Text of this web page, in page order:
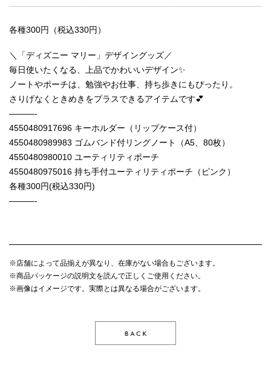
各種300円（税込330円）
＼「ディズニー マリー」デザイングッズ／
毎日使いたくなる、上品でかわいいデザイン✨
ノートやポーチは、勉強やお仕事、持ち歩きにもぴったり。
さりげなくときめきをプラスできるアイテムです💕
———-
4550480917696 キーホルダー（リップケース付）
4550480989983 ゴムバンド付リングノート（A5、80枚）
4550480980010 ユーティリティポーチ
4550480975016 持ち手付ユーティリティポーチ（ピンク）
各種300円(税込330円)
———-
※店舗によって品揃えが異なり、在庫がない場合もございます。
※商品パッケージの説明文を読んで正しくご使用ください。
※画像はイメージです。実際とは異なる場合がございます。